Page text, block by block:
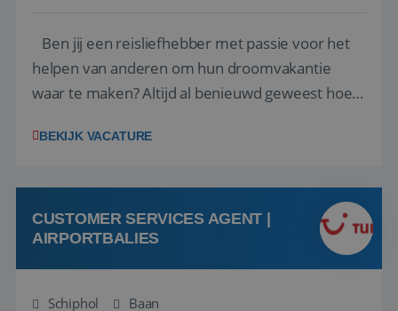
Ben jij een reisliefhebber met passie voor het
helpen van anderen om hun droomvakantie
waar te maken? Altijd al benieuwd geweest hoe
van de grootste reisorganisaties? Dan is een
op zoek naar een enthousiaste, leergie...
BEKIJK VACATURE
CUSTOMER SERVICES AGENT |
AIRPORTBALIES
Schiphol Baan